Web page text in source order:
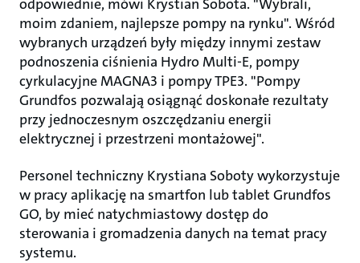
odpowiednie, mówi Krystian Sobota. "Wybrali,
moim zdaniem, najlepsze pompy na rynku". Wśród
wybranych urządzeń były między innymi zestaw
podnoszenia ciśnienia Hydro Multi-E, pompy
cyrkulacyjne MAGNA3 i pompy TPE3. "Pompy
Grundfos pozwalają osiągnąć doskonałe rezultaty
przy jednoczesnym oszczędzaniu energii
elektrycznej i przestrzeni montażowej".
Personel techniczny Krystiana Soboty wykorzystuje
w pracy aplikację na smartfon lub tablet Grundfos
GO, by mieć natychmiastowy dostęp do
sterowania i gromadzenia danych na temat pracy
systemu.